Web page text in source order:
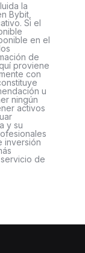
la
Bybit,
Si el
en el
de
proviene
con
u
ningún
activos
y su
inversión
de